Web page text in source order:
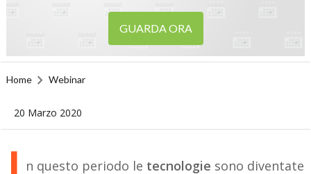
GUARDA ORA
Home Webinar
20 Marzo 2020
n questo periodo le tecnologie sono diventate